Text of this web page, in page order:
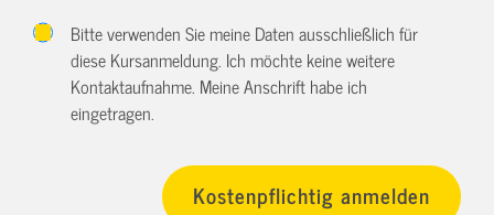
Bitte verwenden Sie meine Daten ausschließlich für
diese Kursanmeldung. Ich möchte keine weitere
Kontaktaufnahme. Meine Anschrift habe ich
eingetragen.